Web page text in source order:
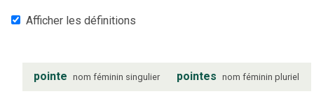
Afficher les définitions
pointe nom féminin singulier pointes nom féminin pluriel